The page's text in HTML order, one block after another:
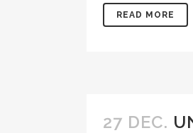
READ MORE
27 DEC.